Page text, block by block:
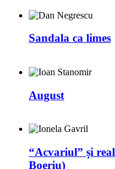
Sandala ca limes
August
“Acvariul” și
Boeriu)